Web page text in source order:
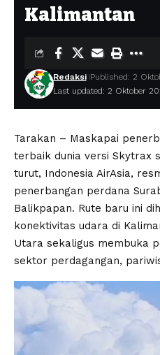
Kalimantan
Last updated: 2 Oktober
Redaksi Published: 2
Tarakan – Maskapai
terbaik dunia versi Skytrax
turut, Indonesia AirAsia,
penerbangan perdana
Balikpapan. Rute baru ini
konektivitas udara di
Utara sekaligus membuka
sektor perdagangan,